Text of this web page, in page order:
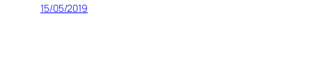
15/05/2019